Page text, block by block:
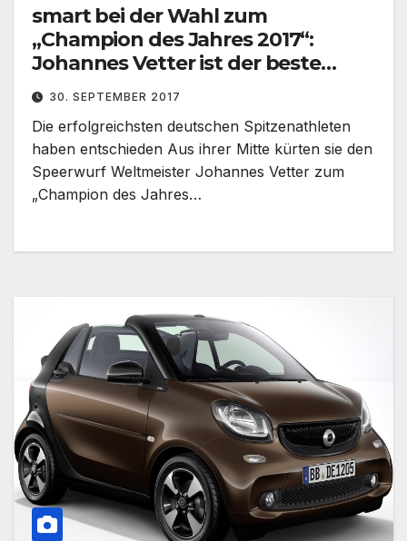
smart bei der Wahl zum
„Champion des Jahres 2017“:
Johannes Vetter ist der beste
Sportler 2017 und erhält einen
smart electric drive
30. SEPTEMBER 2017
Die erfolgreichsten deutschen Spitzenathleten
haben entschieden Aus ihrer Mitte kürten sie den
Speerwurf Weltmeister Johannes Vetter zum
„Champion des Jahres…